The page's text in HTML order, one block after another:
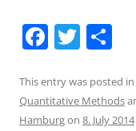
F
c
e
T
itt
er
ar
e
This entry was posted in
Quantitative Methods
Hamburgon 8. July 2014